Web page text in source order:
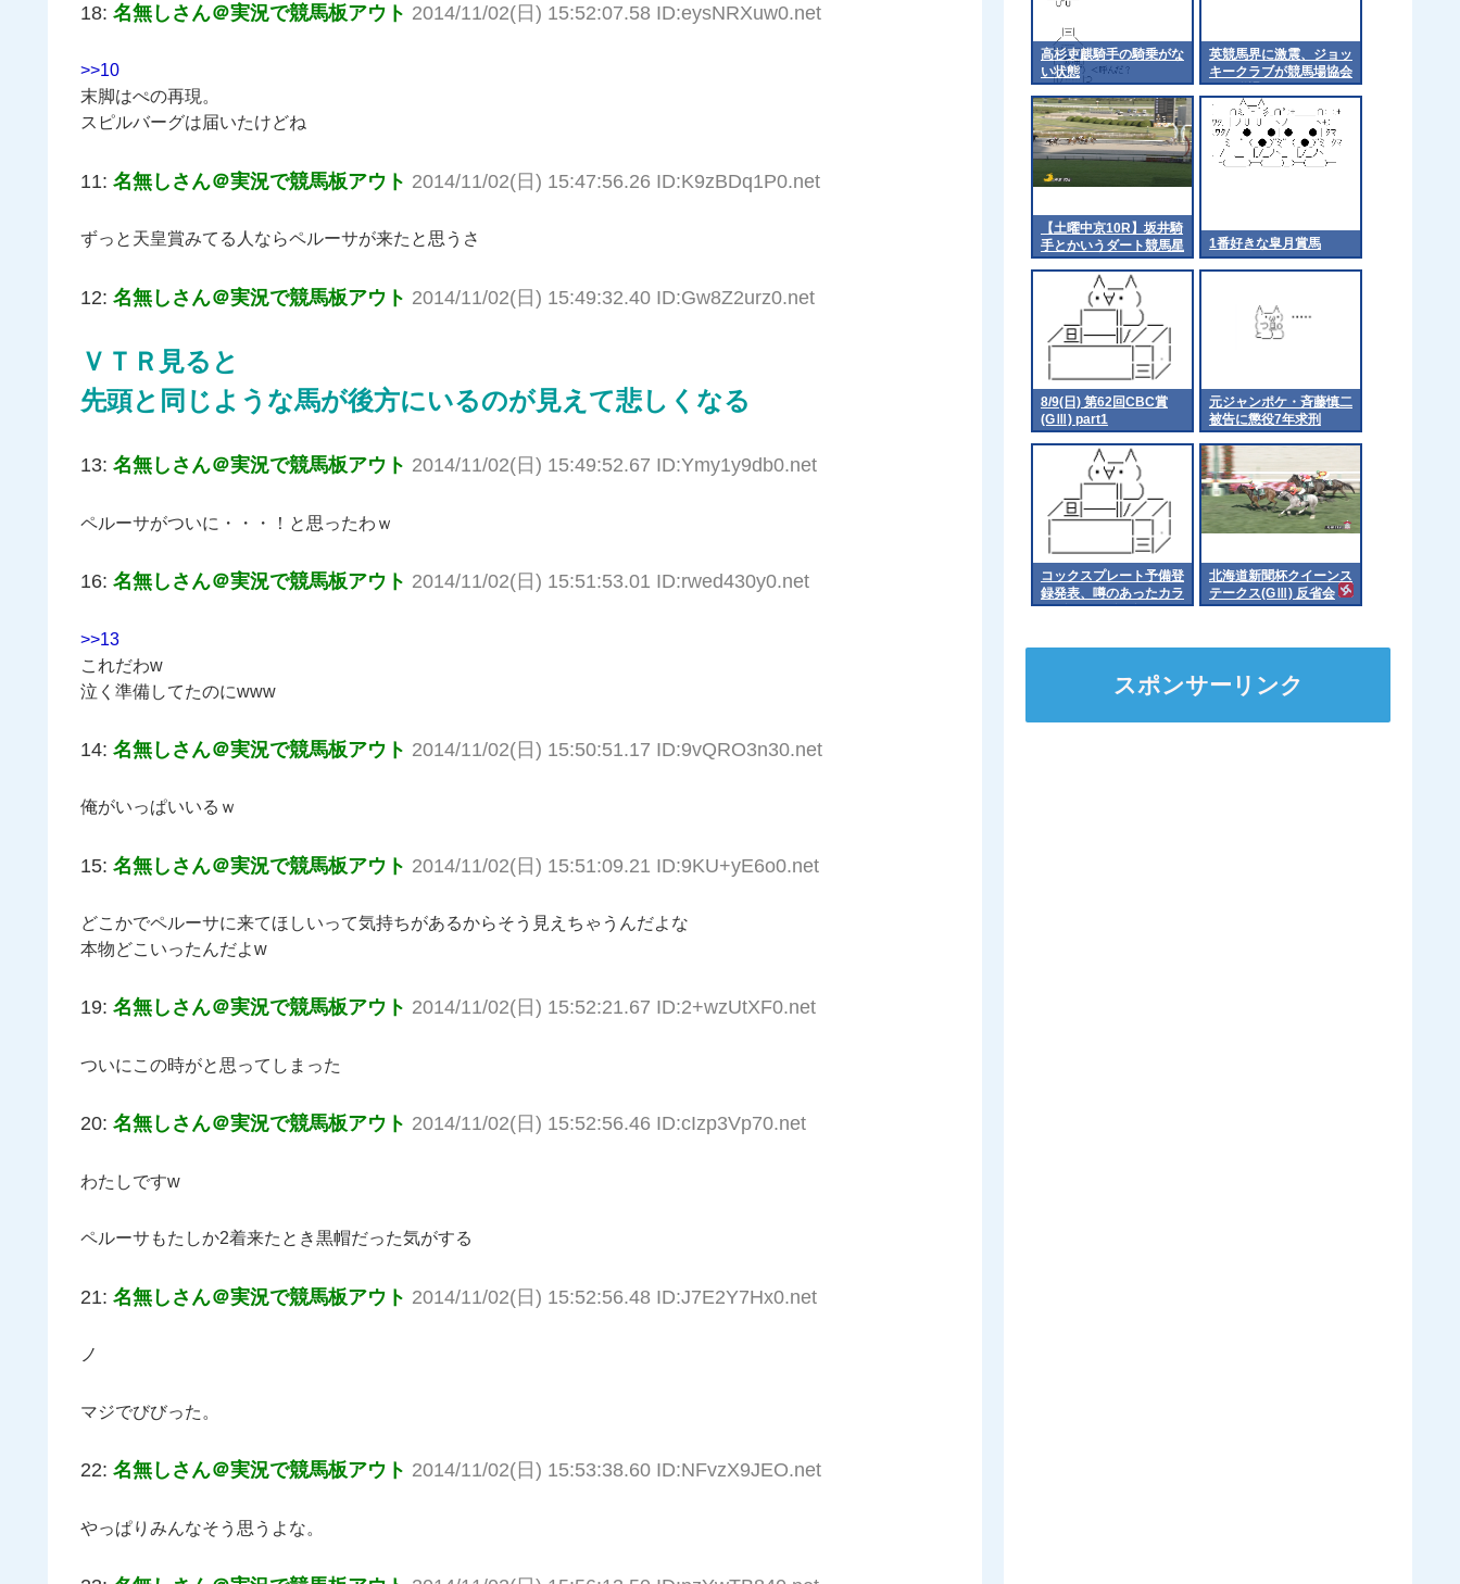
18: 名無しさん＠実況で競馬板アウト 2014/11/02(日) 15:52:07.58 ID:eysNRXuw0.net
>>10
末脚はぺの再現。
スピルバーグは届いたけどね
11: 名無しさん＠実況で競馬板アウト 2014/11/02(日) 15:47:56.26 ID:K9zBDq1P0.net
ずっと天皇賞みてる人ならペルーサが来たと思うさ
12: 名無しさん＠実況で競馬板アウト 2014/11/02(日) 15:49:32.40 ID:Gw8Z2urz0.net
ＶＴＲ見ると
先頭と同じような馬が後方にいるのが見えて悲しくなる
13: 名無しさん＠実況で競馬板アウト 2014/11/02(日) 15:49:52.67 ID:Ymy1y9db0.net
ペルーサがついに・・・！と思ったわｗ
16: 名無しさん＠実況で競馬板アウト 2014/11/02(日) 15:51:53.01 ID:rwed430y0.net
>>13
これだわw
泣く準備してたのにwww
14: 名無しさん＠実況で競馬板アウト 2014/11/02(日) 15:50:51.17 ID:9vQRO3n30.net
俺がいっぱいいるｗ
15: 名無しさん＠実況で競馬板アウト 2014/11/02(日) 15:51:09.21 ID:9KU+yE6o0.net
どこかでペルーサに来てほしいって気持ちがあるからそう見えちゃうんだよな
本物どこいったんだよw
19: 名無しさん＠実況で競馬板アウト 2014/11/02(日) 15:52:21.67 ID:2+wzUtXF0.net
ついにこの時がと思ってしまった
20: 名無しさん＠実況で競馬板アウト 2014/11/02(日) 15:52:56.46 ID:cIzp3Vp70.net
わたしですw
ペルーサもたしか2着来たとき黒帽だった気がする
21: 名無しさん＠実況で競馬板アウト 2014/11/02(日) 15:52:56.48 ID:J7E2Y7Hx0.net
ノ
マジでびびった。
22: 名無しさん＠実況で競馬板アウト 2014/11/02(日) 15:53:38.60 ID:NFvzX9JEO.net
やっぱりみんなそう思うよな。
高杉吏麒騎手の騎乗がな
い状態
英競馬界に激震、ジョッ
キークラブが競馬場協会
から脱退
【土曜中京10R】坂井騎
手とかいうダート競馬星
人
1番好きな皐月賞馬
8/9(日) 第62回CBC賞
(GⅢ) part1
元ジャンポケ・斉藤慎二
被告に懲役7年求刑
コックスプレート予備登
録発表、噂のあったカラ
ンダガンは登録無しで再
北海道新聞杯クイーンス
テークス(GⅢ) 反省会
スポンサーリンク